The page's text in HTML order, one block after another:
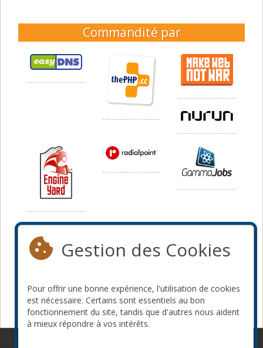
Commandité par
Média
Gestion des Cookies
Pour offrir une bonne expérience, l'utilisation de cookies
est nécessaire. Certains sont essentiels au bon
fonctionnement du site, tandis que d'autres nous aident
à mieux répondre à vos intérêts.